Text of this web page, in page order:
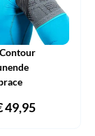
49,95